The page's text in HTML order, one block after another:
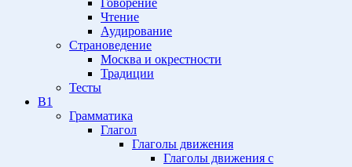
Чтение
Аудирование
Страноведение
Москва и окрестности
Традиции
Тесты
B1
Грамматика
Глагол
Глаголы движения
Глаголы движения с